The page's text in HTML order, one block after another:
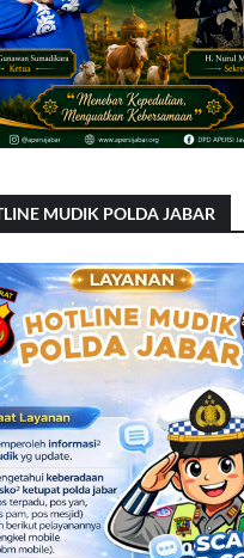
MUDIK POLDA JABAR